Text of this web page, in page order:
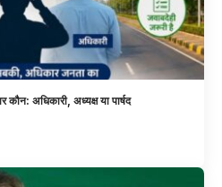
कौन: अधिकारी, अध्यक्ष या पार्षद